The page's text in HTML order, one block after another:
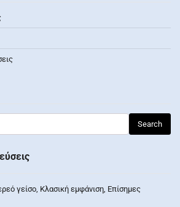
γείσο, Κλασική εμφάνιση, Επίσημες